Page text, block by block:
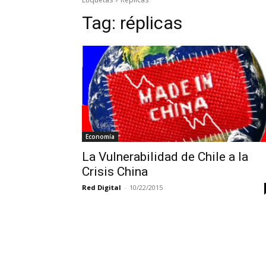
Tag: réplicas
Economía
La Vulnerabilidad de Chile a la
Crisis China
Red Digital - 10/22/2015